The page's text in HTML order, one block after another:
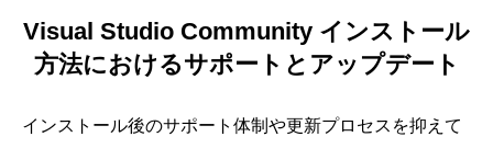
Visual Studio Community インストール
方法におけるサポートとアップデート
インストール後のサポート体制や更新プロセスを抑えて